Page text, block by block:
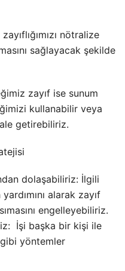
nötralize
sağlayacak şekilde
zayıf ise sunum
kullanabilir veya
getirebiliriz.
dolaşabiliriz: İlgili
alarak zayıf
engelleyebiliriz.
İşi başka bir kişi ile
yöntemler